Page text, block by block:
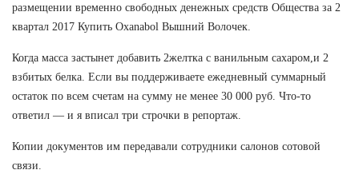
размещении временно свободных денежных средств Общества за 2
квартал 2017 Купить Oxanabol Вышний Волочек.
Когда масса застынет добавить 2желтка с ванильным сахаром,и 2
взбитых белка. Если вы поддерживаете ежедневный суммарный
остаток по всем счетам на сумму не менее 30 000 руб. Что-то
ответил — и я вписал три строчки в репортаж.
Копии документов им передавали сотрудники салонов сотовой
связи.